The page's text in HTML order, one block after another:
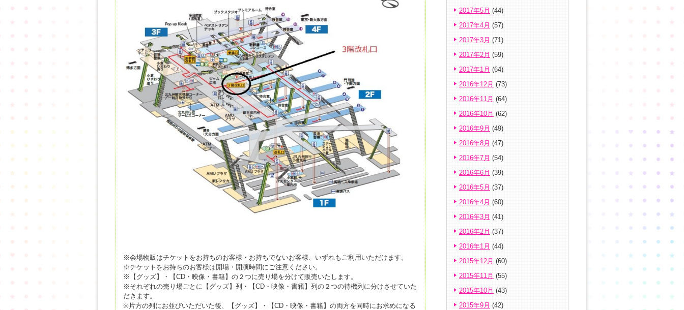
※会場物販はチケットをお持ちのお客様・お持ちでないお客様、いずれもご利用いただけます。
※チケットをお持ちのお客様は開場・開演時間にご注意ください。
※【グッズ】・【CD・映像・書籍】の２つに売り場を分けて販売いたします。
※それぞれの売り場ごとに【グッズ】列・【CD・映像・書籍】列の２つの待機列に分けさせていた
だきます。
※片方の列にお並びいただいた後、【グッズ】・【CD・映像・書籍】の両方を同時にお求めになる
2017年5月 (44)
2017年4月 (57)
2017年3月 (71)
2017年2月 (59)
2017年1月 (64)
2016年12月 (73)
2016年11月 (64)
2016年10月 (62)
2016年9月 (49)
2016年8月 (47)
2016年7月 (54)
2016年6月 (39)
2016年5月 (37)
2016年4月 (60)
2016年3月 (41)
2016年2月 (37)
2016年1月 (44)
2015年12月 (60)
2015年11月 (55)
2015年10月 (43)
2015年9月 (42)